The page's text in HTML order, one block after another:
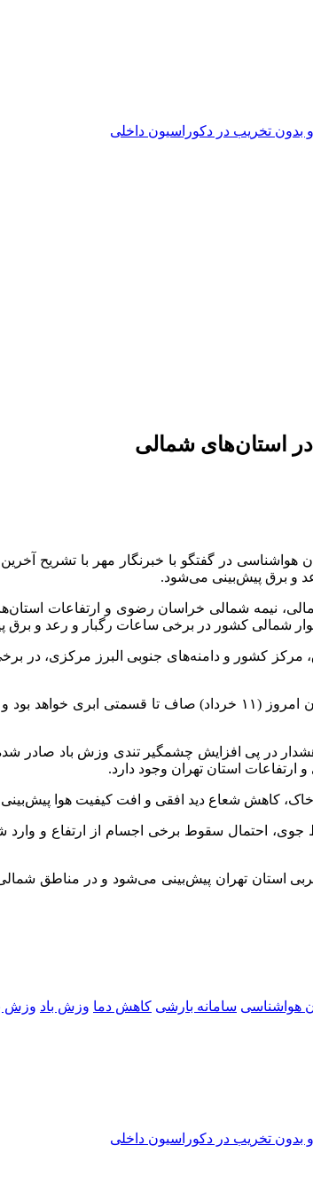
بدون تخریب در دکوراسیون داخلی
و برق پیش‌بینی می‌شود.
خراسان شمالی، نیمه شمالی خراسان رضوی و
کشور و دامنه‌های جنوبی البرز مرکزی، در
این مقام مسئول سازمان هواشناسی درباره وضعیت آب‌وهوای پایتخت گفت:
در پی افزایش چشمگیر تندی وزش باد صادر
استان تهران وجود دارد.
کاهش شعاع دید افقی و افت کیفیت هوا
احتمال سقوط برخی اجسام از ارتفاع و
تهران پیش‌بینی می‌شود و در مناطق شمالی،
هواشناسی سامانه بارشی کاهش دما وزش باد وزش
بدون تخریب در دکوراسیون داخلی